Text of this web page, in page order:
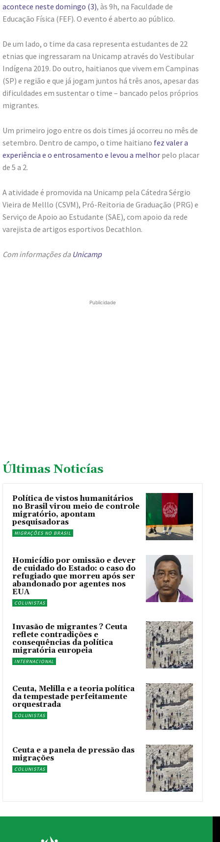
acontece neste domingo (3), às 9h, na Faculdade de
Educação Física (FEF). O evento é aberto ao público.
De um lado, o time da casa representa estudantes de 22
etnias que ingressaram na Unicamp através do Vestibular
Indígena 2019. Do outro, haitianos que vivem em Campinas
(SP) e região e que já jogam juntos há três anos, apesar das
dificuldades em sustentar o time – bancado pelos próprios
migrantes.
Um primeiro jogo entre os dois times já ocorreu no mês de
setembro. Dentro de campo, o time haitiano fez valer a
experiência e o entrosamento e levou a melhor pelo placar
de 5 a 2.
A atividade é promovida na Unicamp pela Cátedra Sérgio
Vieira de Melllo (CSVM), Pró-Reitoria de Graduação (PRG) e
Serviço de Apoio ao Estudante (SAE), com apoio da rede
varejista de artigos esportivos Decathlon.
Com informações da Unicamp
Publicidade
Últimas Noticías
Política de vistos humanitários
no Brasil virou meio de controle
migratório, apontam
pesquisadoras
MIGRAÇÕES NO BRASIL
Homicídio por omissão e dever
de cuidado do Estado: o caso do
refugiado que morreu após ser
abandonado por agentes nos
EUA
COLUNISTAS
Invasão de migrantes ? Ceuta
reflete contradições e
consequências da política
migratória europeia
INTERNACIONAL
Ceuta, Melilla e a teoria política
da tempestade perfeitamente
orquestrada
COLUNISTAS
Ceuta e a panela de pressão das
migrações
COLUNISTAS